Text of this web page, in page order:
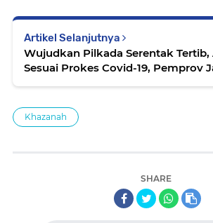
Artikel Selanjutnya
Wujudkan Pilkada Serentak Tertib,
Sesuai Prokes Covid-19, Pemprov Jatim
Khazanah
SHARE